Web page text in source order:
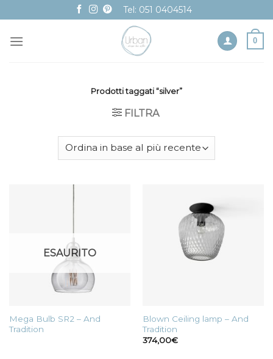
to
content
Tel: 051 0404514
0
Prodotti taggati “silver”
FILTRA
ESAURITO
Mega Bulb SR2 – And
Tradition
Blown Ceiling lamp – And
Tradition
374,00€